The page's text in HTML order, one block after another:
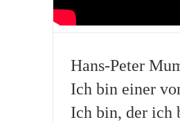
Hans-Peter
Ich bin einer
Ich bin, der ich